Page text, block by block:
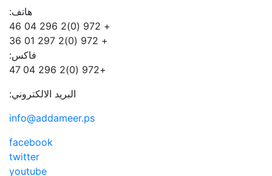
هاتف:
+ 972 (0)2 296 04 46
+ 972 (0)2 297 01 36
فاكس:
+972 (0)2 296 04 47
البريد الالكتروني:
info@addameer.ps
facebook
twitter
youtube